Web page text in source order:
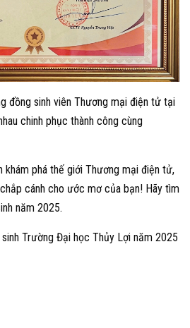
đồng sinh viên Thương mại điện tử tại
chinh phục thành công cùng
khám phá thế giới Thương mại điện tử,
cánh cho ước mơ của bạn! Hãy tìm
năm 2025.
Trường Đại học Thủy Lợi năm 2025